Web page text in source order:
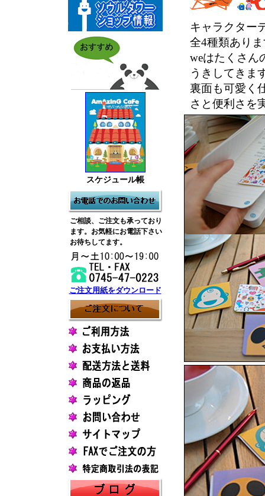
スケジュール帳
ご相談、ご注文も承っており
ます。お気軽にお電話下さい
お待ちしてます。
ご注文用紙をダウンロード
キャラクター
全4種類あり
weはたくさん
うきしてきま
裏面も可愛く
さと便利さを